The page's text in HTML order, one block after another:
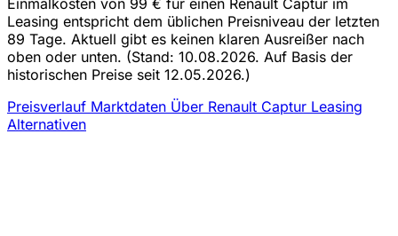
Leasing entspricht dem üblichen Preisniveau der letzten
89 Tage. Aktuell gibt es keinen klaren Ausreißer nach
oben oder unten. (Stand: 10.08.2026. Auf Basis der
historischen Preise seit 12.05.2026.)
Preisverlauf Marktdaten Über Renault Captur Leasing
Alternativen